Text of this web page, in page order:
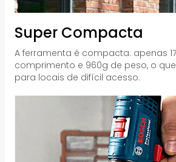
Super Compacta
A ferramenta é compacta: apenas
comprimento e 960g de peso, o
para locais de difícil acesso.